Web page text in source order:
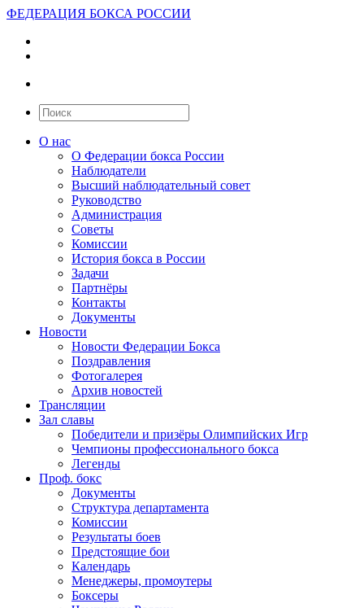
ФЕДЕРАЦИЯ БОКСА РОССИИ
О нас
О Федерации бокса России
Наблюдатели
Высший наблюдательный совет
Руководство
Администрация
Советы
Комиссии
История бокса в России
Задачи
Партнёры
Контакты
Документы
Новости
Новости Федерации Бокса
Поздравления
Фотогалерея
Архив новостей
Трансляции
Зал славы
Победители и призёры Олимпийских Игр
Чемпионы профессионального бокса
Легенды
Проф. бокс
Документы
Структура департамента
Комиссии
Результаты боев
Предстоящие бои
Календарь
Менеджеры, промоутеры
Боксеры